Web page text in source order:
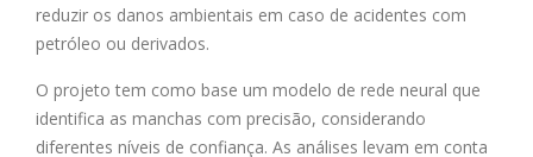
reduzir os danos ambientais em caso de acidentes com
petróleo ou derivados.
O projeto tem como base um modelo de rede neural que
identifica as manchas com precisão, considerando
diferentes níveis de confiança. As análises levam em conta